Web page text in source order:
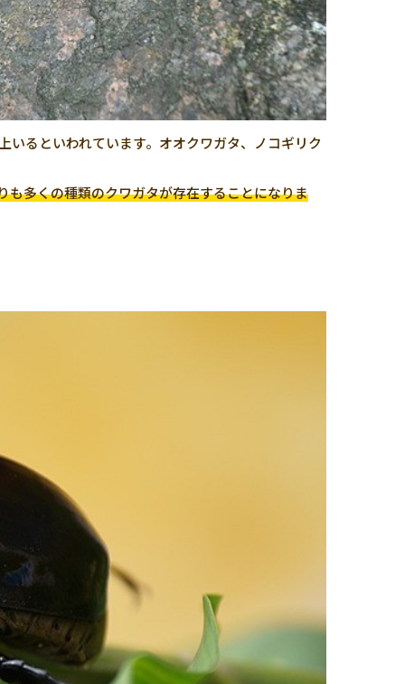
るといわれています。オオクワガタ、ノコギリク
多くの種類のクワガタが存在することになりま